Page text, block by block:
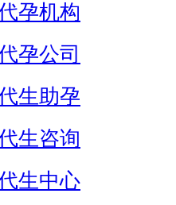
孕机构
孕公司
生助孕
生咨询
生中心